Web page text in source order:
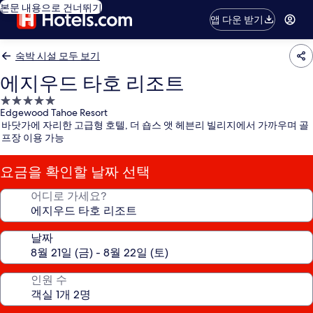
본문 내용으로 건너뛰기
앱 다운 받기
숙박 시설 모두 보기
에지우드 타호 리조트
5.0
성
급
시
설
Edgewood Tahoe Resort
바닷가에 자리한 고급형 호텔, 더 숍스 앳 헤븐리 빌리지에서 가까우며 골
프장 이용 가능
요금을 확인할 날짜 선택
어디로 가세요?
날짜
인원 수